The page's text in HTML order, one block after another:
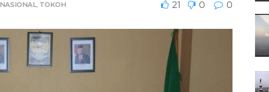
NASIONAL, TOKOH 21 0 0